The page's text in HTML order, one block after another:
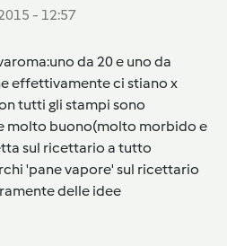
- 12:57
da 20 e uno da
effettivamente ci stiano x
tutti gli stampi sono
molto buono(molto morbido e
sul ricettario a tutto
'pane vapore' sul ricettario
delle idee